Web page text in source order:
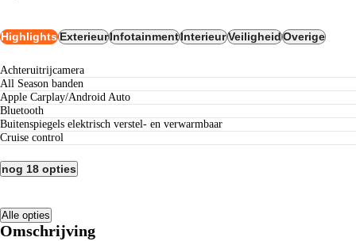
HighlightsExterieurInfotainmentInterieurVeiligheidOverige
Achteruitrijcamera
All Season banden
Apple Carplay/Android Auto
Bluetooth
Buitenspiegels elektrisch verstel- en verwarmbaar
Cruise control
nog 18 opties
Alle opties
Omschrijving